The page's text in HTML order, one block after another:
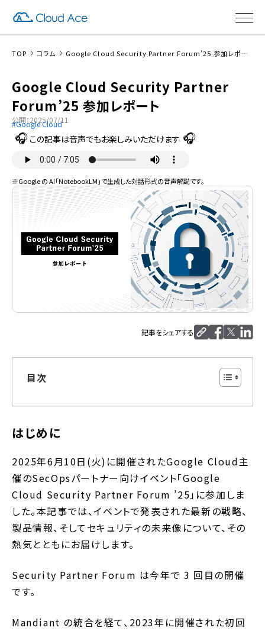
TOP コラム Google Cloud Security Partner Forum’25 参加レポート
Google Cloud Security Partner
Forum’25 参加レポート
公開：2025/07/11
Google Cloud
この記事は音声でもお楽しみいただけます
※Google の AI「NotebookLM」で生成した対話形式の音声解説です。
記事をシェアする
目次
はじめに
2025年6月10日(火)に開催されたGoogle Cloud主
催のSecOpsパートナー向けイベント「Google
Cloud Security Partner Forum ’25」に参加しま
した。本記事では、イベントで発表された最新の戦略、
製品情報、そしてセキュリティの未来像について、その
熱気とともにお届けします。
Security Partner Forum は今年で 3 回目の開催
です。
Mandiant の統合を経て、2023年に開催された初回